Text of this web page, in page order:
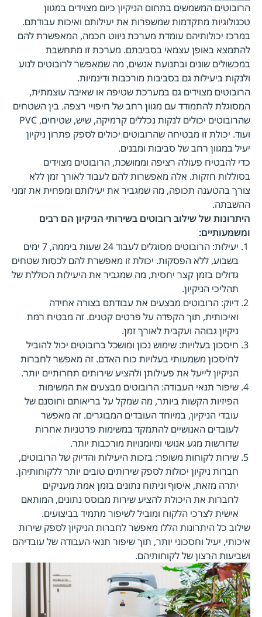
הרובוטים המשמשים בתחום הניקיון כיום מצוידים במגוון
טכנולוגיות מתקדמות שמשפרות את יעילותם ואיכות עבודתם.
במרכז יכולותיהם עומדת מערכת ניווט חכמה, המאפשרת להם
להתמצא באופן עצמאי בסביבתם. מערכת זו מתחשבת
במכשולים שונים ובתנועת אנשים, מה שמאפשר לרובוטים לנוע
ולנקות ביעילות גם בסביבות מורכבות ודינמיות.
הרובוטים מצוידים גם במערכת שטיפה או שאיבה עוצמתית,
המסוגלת להתמודד עם מגוון רחב של חיפויי רצפה. בין השטחים
שהרובוטים יכולים לנקות נכללים קרמיקה, שיש, שטיחים, PVC
ועוד. יכולת זו מבטיחה שהרובוטים יכולים לספק פתרון ניקיון
יעיל במגוון רחב של סביבות ומבנים.
כדי להבטיח פעולה רציפה וממושכת, הרובוטים מצוידים
בסוללות חזקות. אלה מאפשרות להם לעבוד לאורך זמן ללא
צורך בהטענה תכופה, מה שמגביר את יעילותם ומפחית את זמני
ההשבתה.
היתרונות של שילוב רובוטים בשירותי הניקיון הם רבים
ומשמעותיים:
יעילות: הרובוטים מסוגלים לעבוד 24 שעות ביממה, 7 ימים
בשבוע, ללא הפסקות. יכולת זו מאפשרת להם לכסות שטחים
גדולים בזמן קצר יחסית, מה שמגביר את היעילות הכוללת של
תהליכי הניקיון.
דיוק: הרובוטים מבצעים את עבודתם בצורה אחידה
ואיכותית, תוך הקפדה על פרטים קטנים. זה מבטיח רמת
ניקיון גבוהה ועקבית לאורך זמן.
חיסכון בעלויות: שימוש נכון ומושכל ברובוטים יכול להוביל
לחיסכון משמעותי בעלויות כוח האדם. זה מאפשר לחברות
הניקיון לייעל את פעילותן ולהציע שירותים תחרותיים יותר.
שיפור תנאי העבודה: הרובוטים מבצעים את המשימות
הפיזיות הקשות ביותר, מה שמקל על בריאותם וחוסנם של
עובדי הניקיון, במיוחד העובדים המבוגרים. זה מאפשר
לעובדים האנושיים להתמקד במשימות פרטניות אחרות
שדורשות מגע אנושי ומיומנויות מורכבות יותר.
שירות לקוחות משופר: בזכות היעילות והדיוק של הרובוטים,
חברות ניקיון יכולות לספק שירותים טובים יותר ללקוחותיהן.
יתרה מזאת, איסוף וניתוח נתונים בזמן אמת מעניקים
לחברות את היכולת להציע שירות מבוסס נתונים, המותאם
אישית לצרכי הלקוח ומוביל לשיפור מתמיד בביצועים.
שילוב כל היתרונות הללו מאפשר לחברות הניקיון לספק שירות
איכותי, יעיל וחסכוני יותר, תוך שיפור תנאי העבודה של עובדיהם
ושביעות הרצון של לקוחותיהם.